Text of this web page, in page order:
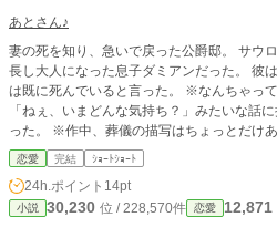
あとさん♪
妻の死を知り、急いで戻った公爵邸。 サウ
長し大人になった息子ダミアンだった。 彼
は既に死んでいると言った。 ※なんちゃって異世界。 ※「～はもう遅い」系の
「ねぇ、いまどんな気持ち？」みたいな話
った。 ※作中、葬儀の描写はちょっとだけ
ん。 ※人によってはモヤるかも。広いお心
恋愛 完結 ｼｮｰﾄｼｮｰﾄ
24h.ポイント 14pt
小説 30,230 位 / 228,570件 恋愛 12,871